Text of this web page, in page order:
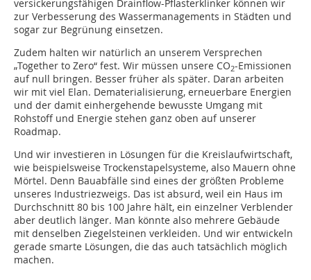
versickerungsfähigen Drainflow-Pflasterklinker können wir
zur Verbesserung des Wassermanagements in Städten und
sogar zur Begrünung einsetzen.
Zudem halten wir natürlich an unserem Versprechen
„Together to Zero“ fest. Wir müssen unsere CO2-Emissionen
auf null bringen. Besser früher als später. Daran arbeiten
wir mit viel Elan. Dematerialisierung, erneuerbare Energien
und der damit einhergehende bewusste Umgang mit
Rohstoff und Energie stehen ganz oben auf unserer
Roadmap.
Und wir investieren in Lösungen für die Kreislaufwirtschaft,
wie beispielsweise Trockenstapelsysteme, also Mauern ohne
Mörtel. Denn Bauabfälle sind eines der größten Probleme
unseres Industriezweigs. Das ist absurd, weil ein Haus im
Durchschnitt 80 bis 100 Jahre hält, ein einzelner Verblender
aber deutlich länger. Man könnte also mehrere Gebäude
mit denselben Ziegelsteinen verkleiden. Und wir entwickeln
gerade smarte Lösungen, die das auch tatsächlich möglich
machen.